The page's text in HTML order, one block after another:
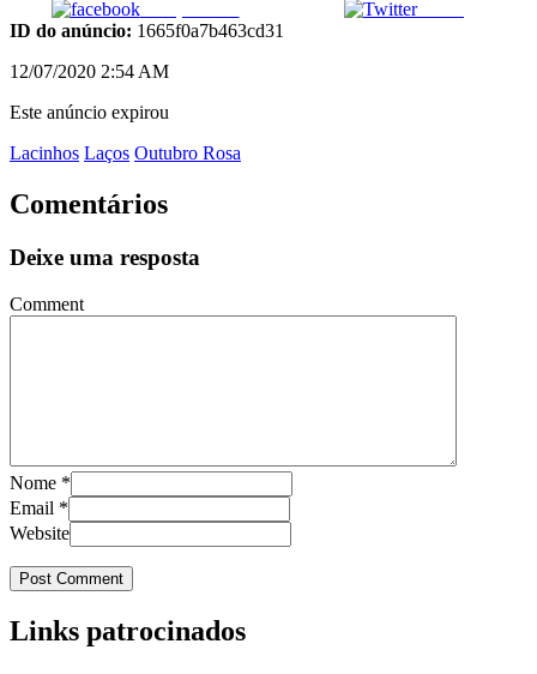
Compartilhar
Tweet
ID do anúncio: 1665f0a7b463cd31
12/07/2020 2:54 AM
Este anúncio expirou
Lacinhos Laços Outubro Rosa
Comentários
Deixe uma resposta
Comment
Nome *
Email *
Website
Links patrocinados